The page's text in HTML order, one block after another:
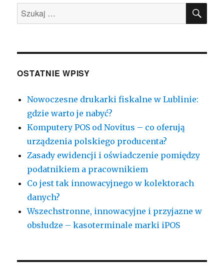
fiskalnych
Szukaj:
OSTATNIE WPISY
Nowoczesne drukarki fiskalne w Lublinie:
gdzie warto je nabyć?
Komputery POS od Novitus – co oferują
urządzenia polskiego producenta?
Zasady ewidencji i oświadczenie pomiędzy
podatnikiem a pracownikiem
Co jest tak innowacyjnego w kolektorach
danych?
Wszechstronne, innowacyjne i przyjazne w
obsłudze – kasoterminale marki iPOS